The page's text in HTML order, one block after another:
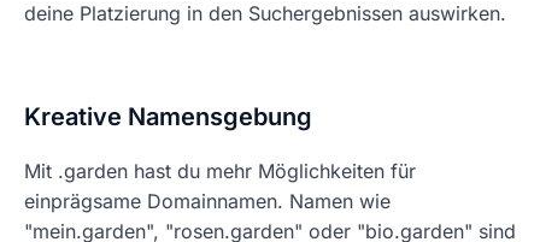
deine Platzierung in den Suchergebnissen auswirken.
Kreative Namensgebung
Mit .garden hast du mehr Möglichkeiten für
einprägsame Domainnamen. Namen wie
"mein.garden", "rosen.garden" oder "bio.garden" sind